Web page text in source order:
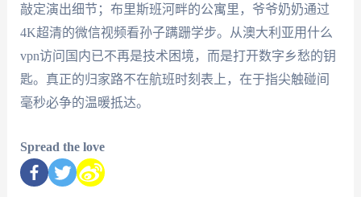
敲定演出细节；布里斯班河畔的公寓里，爷爷奶奶通过
4K超清的微信视频看孙子蹒跚学步。从澳大利亚用什么
vpn访问国内已不再是技术困境，而是打开数字乡愁的钥
匙。真正的归家路不在航班时刻表上，在于指尖触碰间
毫秒必争的温暖抵达。
Spread the love